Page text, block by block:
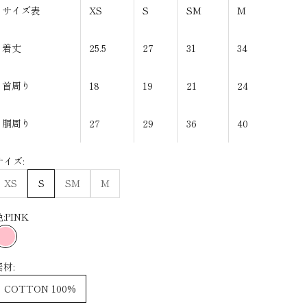
サイズ表 XS S SM M
着丈 25.5 27 31 34
首周り 18 19 21 24
胴周り 27 29 36 40
イズ:
XS
S SM M
:PINK
PINK
材:
COTTON 100%